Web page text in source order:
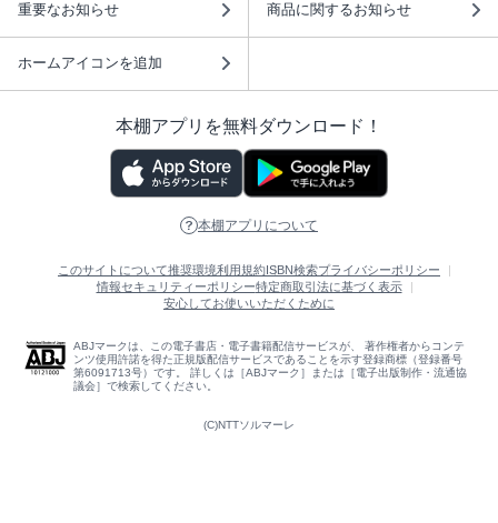
重要なお知らせ 商品に関するお知らせ
ホームアイコンを追加
本棚アプリを無料ダウンロード！
本棚アプリについて
このサイトについて推奨環境利用規約 ISBN検索プライバシーポリシー
情報セキュリティーポリシー特定商取引法に基づく表示
安心してお使いいただくために
ABJマークは、この電子書店・電子書籍配信サービスが、 著作権者からコンテ
ンツ使用許諾を得た正規版配信サービスであることを示す登録商標（登録番号
第6091713号）です。 詳しくは［ABJマーク］または［電子出版制作・流通協
議会］で検索してください。
(C)NTTソルマーレ